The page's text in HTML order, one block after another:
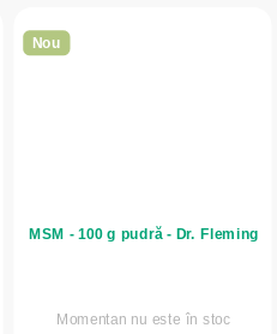
Nou
MSM - 100 g pudră - Dr. Fleming
Momentan nu este în stoc